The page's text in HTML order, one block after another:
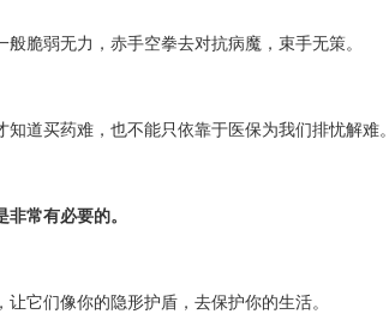
脆弱无力，赤手空拳去对抗病魔，束手无策。
道买药难，也不能只依靠于医保为我们排忧解难。
常有必要的。
它们像你的隐形护盾，去保护你的生活。